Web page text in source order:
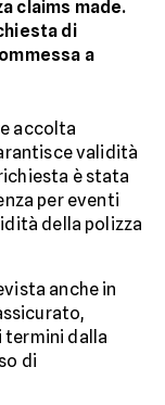
claims made.
di
a
accolta
validità
è stata
per eventi
della polizza
anche in
termini dalla
di